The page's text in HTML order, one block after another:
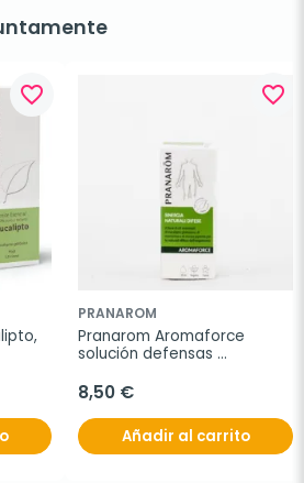
favorite_border favorite_border
PRANAROM
Pranarom Aromaforce
solución defensas
8,50 €
Añadir al carrito